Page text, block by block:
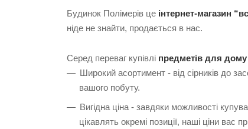
Будинок Полімерів це інтернет-магазин
ніде не знайти, продається в нас.
Серед переваг купівлі предметів для
Широкий асортимент - від сірників до
вашого побуту.
Вигідна ціна - завдяки можливості
цікавлять окремі позиції, наші ціни вас